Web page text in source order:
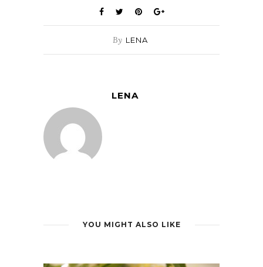
By LENA
LENA
YOU MIGHT ALSO LIKE